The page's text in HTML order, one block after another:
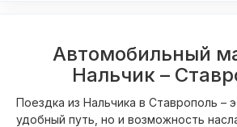
Автомобильный
Нальчик –
Поездка из Нальчика в Ставрополь –
удобный путь, но и возможность